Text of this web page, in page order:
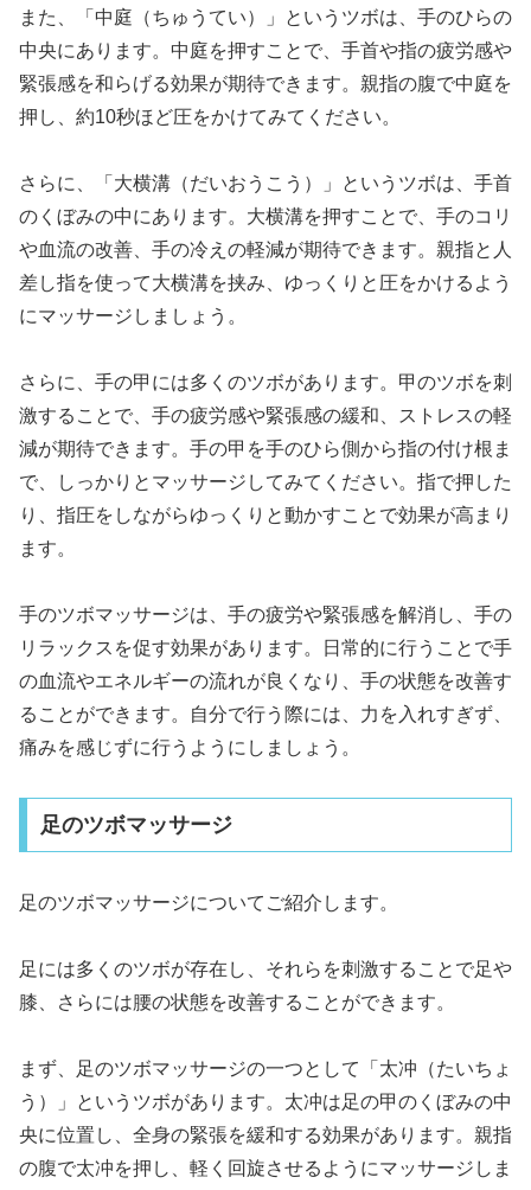
また、「中庭（ちゅうてい）」というツボは、手のひらの
中央にあります。中庭を押すことで、手首や指の疲労感や
緊張感を和らげる効果が期待できます。親指の腹で中庭を
押し、約10秒ほど圧をかけてみてください。
さらに、「大横溝（だいおうこう）」というツボは、手首
のくぼみの中にあります。大横溝を押すことで、手のコリ
や血流の改善、手の冷えの軽減が期待できます。親指と人
差し指を使って大横溝を挟み、ゆっくりと圧をかけるよう
にマッサージしましょう。
さらに、手の甲には多くのツボがあります。甲のツボを刺
激することで、手の疲労感や緊張感の緩和、ストレスの軽
減が期待できます。手の甲を手のひら側から指の付け根ま
で、しっかりとマッサージしてみてください。指で押した
り、指圧をしながらゆっくりと動かすことで効果が高まり
ます。
手のツボマッサージは、手の疲労や緊張感を解消し、手の
リラックスを促す効果があります。日常的に行うことで手
の血流やエネルギーの流れが良くなり、手の状態を改善す
ることができます。自分で行う際には、力を入れすぎず、
痛みを感じずに行うようにしましょう。
足のツボマッサージ
足のツボマッサージについてご紹介します。
足には多くのツボが存在し、それらを刺激することで足や
膝、さらには腰の状態を改善することができます。
まず、足のツボマッサージの一つとして「太冲（たいちょ
う）」というツボがあります。太冲は足の甲のくぼみの中
央に位置し、全身の緊張を緩和する効果があります。親指
の腹で太冲を押し、軽く回旋させるようにマッサージしま